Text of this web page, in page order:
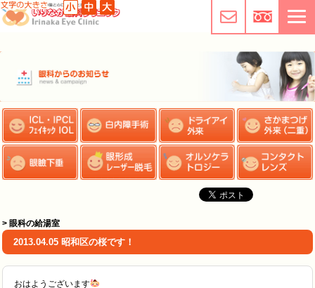
> 眼科の給湯室
2013.04.05 昭和区の桜です！
おはようございます